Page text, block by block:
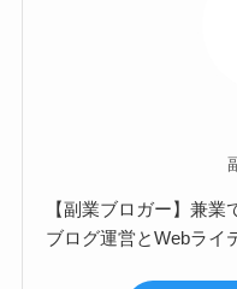
【副業ブロガー】兼
ブログ運営とWebライ